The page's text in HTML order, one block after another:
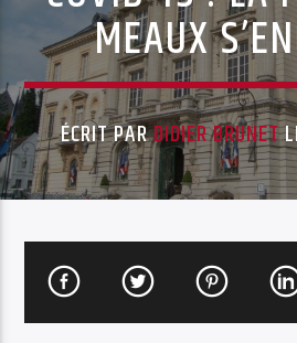
MEAUX
ÉCRIT PARDIDIER BRUNET